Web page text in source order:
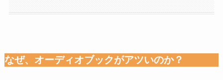
なぜ、オーディオブックがアツいのか？